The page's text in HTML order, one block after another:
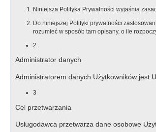
Niniejsza Polityka Prywatności wyjaśnia
Do niniejszej Polityki prywatności
rozumieć w sposób tam opisany, o ile
2
Administrator danych
Administratorem danych Użytkowników jest
3
Cel przetwarzania
Usługodawca przetwarza dane osobowe